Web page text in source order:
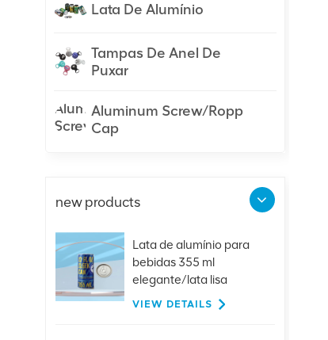
Lata De Alumínio
Tampas De Anel De
Puxar
Aluminum Screw/Ropp
Cap
new products
Lata de alumínio para
bebidas 355 ml
elegante/lata lisa
VIEW DETAILS